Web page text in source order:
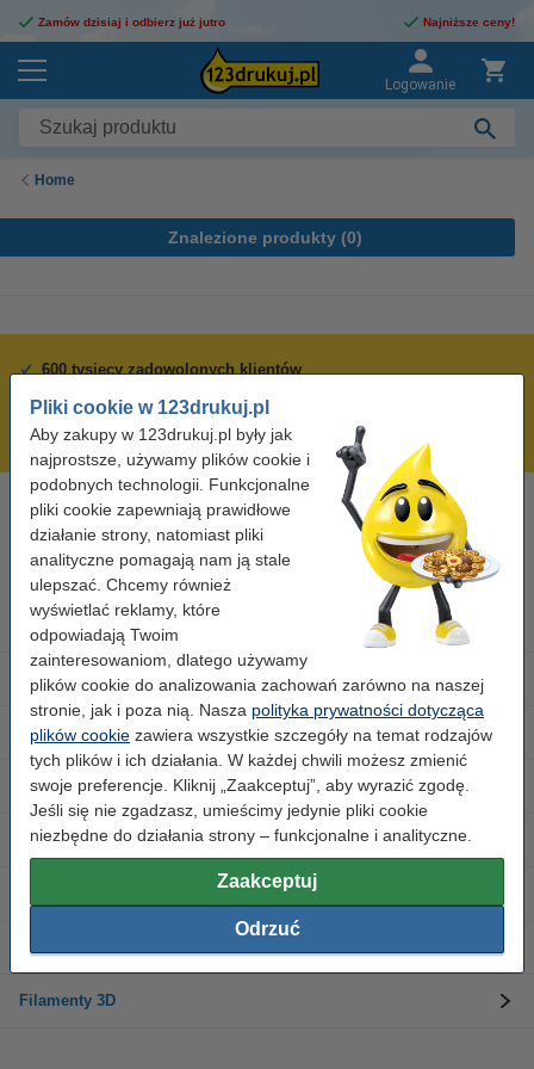
Pliki cookie w 123drukuj.pl
Aby zakupy w 123drukuj.pl były jak
najprostsze, używamy plików cookie i
podobnych technologii. Funkcjonalne
pliki cookie zapewniają prawidłowe
działanie strony, natomiast pliki
analityczne pomagają nam ją stale
ulepszać. Chcemy również
wyświetlać reklamy, które
odpowiadają Twoim
zainteresowaniom, dlatego używamy
plików cookie do analizowania zachowań zarówno na naszej
stronie, jak i poza nią. Nasza polityka prywatności dotycząca
plików cookie zawiera wszystkie szczegóły na temat rodzajów
tych plików i ich działania. W każdej chwili możesz zmienić
swoje preferencje. Kliknij „Zaakceptuj”, aby wyrazić zgodę.
Jeśli się nie zgadzasz, umieścimy jedynie pliki cookie
niezbędne do działania strony – funkcjonalne i analityczne.
Zaakceptuj
Odrzuć
Zamów dzisiaj i odbierz już jutro Najniższe ceny!
Logowanie
Home
Znalezione produkty (0)
600 tysięcy zadowolonych klientów
Wysyłka już dzisiaj!
Najniższe ceny!
Potrzebujesz pomocy?
Skontaktuj się z nami 123 123 270
Pn-Pt od 8:00 do 16:00
Tusze do drukarek
Etykiety i taśmy
Drukarki
Materiały biurowe
Papiery do drukarki
Tonery do drukarek
Filamenty 3D